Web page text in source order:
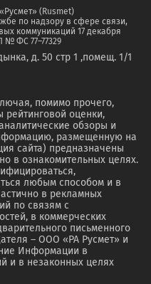
(Rusmet)
по надзору в сфере связи,
коммуникаций 17 декабря
№ ФС 77–77329
д. 50 стр 1 ,помещ. 1/1
помимо прочего,
рейтинговой оценки,
обзоры и
размещенную на
сайта) предназначены
в ознакомительных целях.
любым способом и в
в рекламных
по связям с
в коммерческих
письменного
– ООО «РА Русмет» и
Информации в
и в незаконных целях